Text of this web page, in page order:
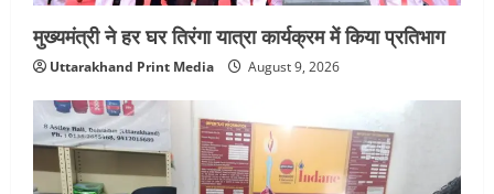
n
मुख्यमंत्री ने हर घर तिरंगा यात्रा कार्यक्रम में किया प्रतिभाग
Uttarakhand Print Media August 9, 2026